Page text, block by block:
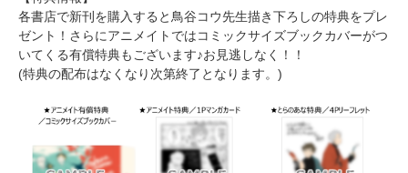
各書店で新刊を購入すると鳥谷コウ先生描き下ろしの特典をプレ
ゼント！さらにアニメイトではコミックサイズブックカバーがつ
いてくる有償特典もございます♪お見逃しなく！！
(特典の配布はなくなり次第終了となります。)